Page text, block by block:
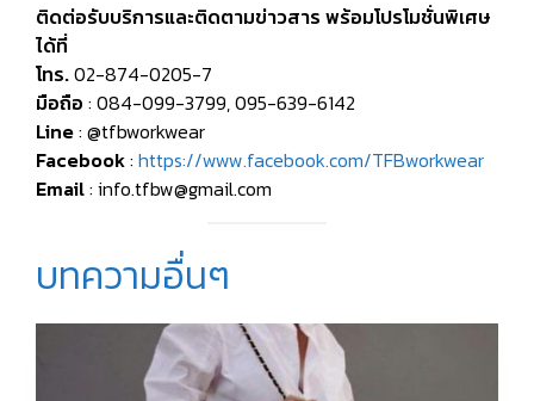
ติดต่อรับบริการและติดตามข่าวสาร พร้อมโปรโมชั่นพิเศษ
ได้ที่
โทร.02-874-0205-7
มือถือ : 084-099-3799, 095-639-6142
Line: @tfbworkwear
Facebook: https://www.facebook.com/TFBworkwear
Email: info.tfbw@gmail.com
บทความอื่นๆ